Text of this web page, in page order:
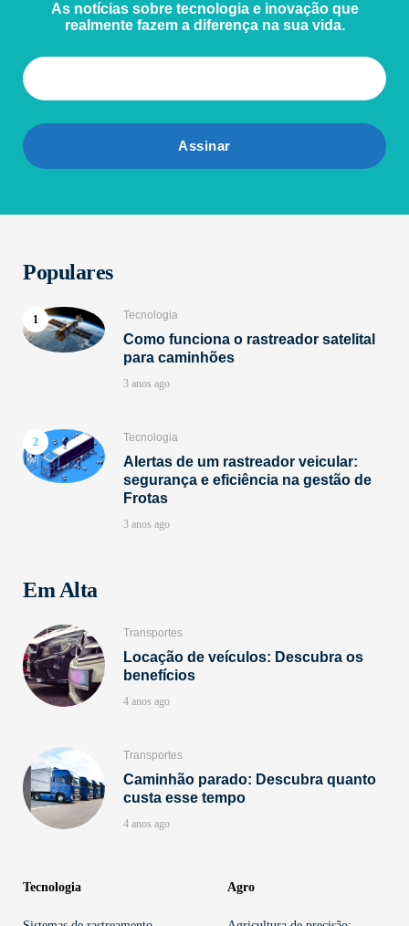
As notícias sobre tecnologia e inovação que
realmente fazem a diferença na sua vida.
Populares
Tecnologia
Como funciona o rastreador satelital
para caminhões
3 anos ago
Tecnologia
Alertas de um rastreador veicular:
segurança e eficiência na gestão de
Frotas
3 anos ago
Em Alta
Transportes
Locação de veículos: Descubra os
benefícios
4 anos ago
Transportes
Caminhão parado: Descubra quanto
custa esse tempo
4 anos ago
Tecnologia Agro